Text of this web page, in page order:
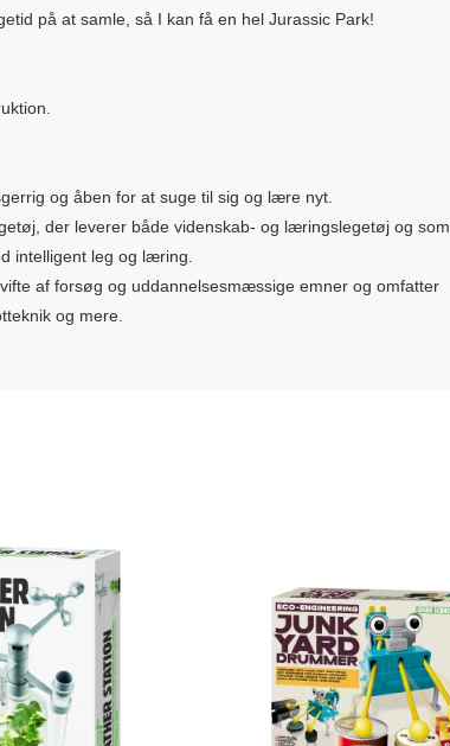
på at samle, så I kan få en hel Jurassic Park!
og åben for at suge til sig og lære nyt.
der leverer både videnskab- og læringslegetøj og som
intelligent leg og læring.
af forsøg og uddannelsesmæssige emner og omfatter
og mere.